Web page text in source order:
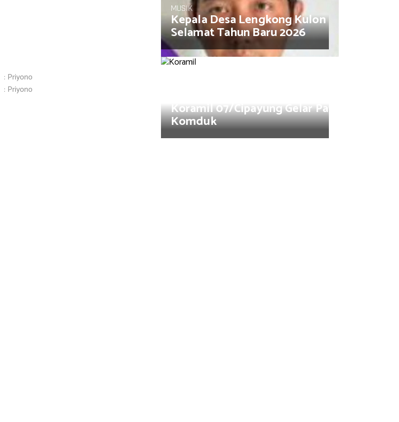
: Priyono
: Priyono
MUSIK
Kepala Desa Lengkong Kulon Muhamad
Selamat Tahun Baru 2026
Koramil 07/Cipayung Gelar Patroli/
Komduk